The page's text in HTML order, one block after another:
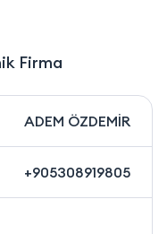
Firma
ADEM ÖZDEMİR
+905308919805